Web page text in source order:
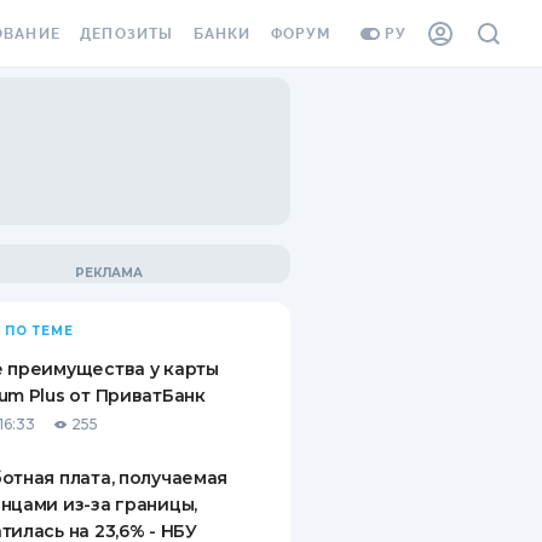
РУ
ВИНЬЕТКА
СОТРУДНИКОВ
ОТ
СЛУЧАЕВ
ДЕПОЗИТЫ
ВОПРОСЫ И ОТВЕТЫ
ПУТЕВОДИТЕЛИ ПО
БАНКИ ФОРУМ
ПО ТЕМЕ
преимущества у карты
Plus от ПриватБанк
255
плата, получаемая
из-за границы,
на 23,6% - НБУ